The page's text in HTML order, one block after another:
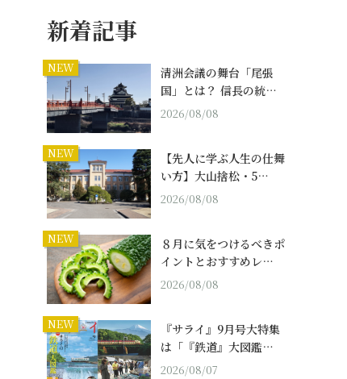
新着記事
NEW
清洲会議の舞台「尾張
国」とは？ 信長の統…
2026/08/08
NEW
【先人に学ぶ人生の仕舞
い方】大山捨松・5…
2026/08/08
NEW
８月に気をつけるべきポ
イントとおすすめレ…
2026/08/08
NEW
『サライ』9月号大特集
は「『鉄道』大図鑑…
2026/08/07